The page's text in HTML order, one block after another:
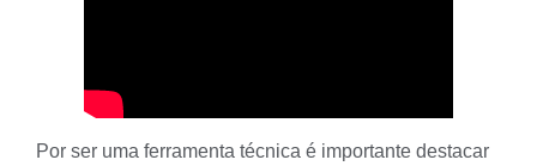
Por ser uma ferramenta técnica é importante destacar